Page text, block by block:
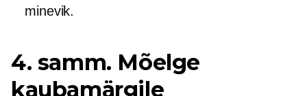
minevik.
4. samm. Mõelge
kaubamärgile